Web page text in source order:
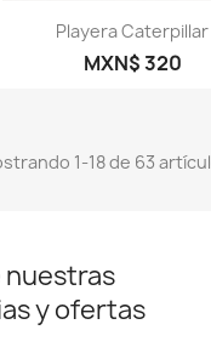
Vista rápida
Playera Caterpillar
MXN$ 320
1-18 de 63
nuestras
y ofertas